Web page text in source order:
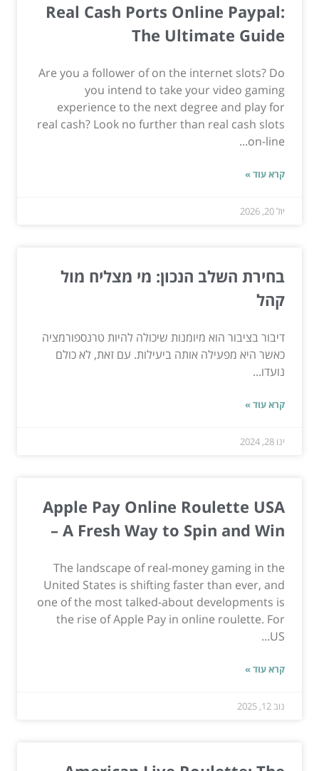
Real Cash Ports Online Paypal:
The Ultimate Guide
Are you a follower of on the internet slots? Do
you intend to take your video gaming
experience to the next degree and play for
real cash? Look no further than real cash slots
on-line...
קרא עוד »
יול 20, 2026
בחירת השלב הנכון: מי מצליח מול
קהל
דיבור בציבור הוא מיומנות שיכולה להיות טרנספורמציה
כאשר היא מפעילה אותה ביעילות. עם זאת, לא כולם
נועדו...
קרא עוד »
ינו 28, 2024
Apple Pay Online Roulette USA
– A Fresh Way to Spin and Win
The landscape of real-money gaming in the
United States is shifting faster than ever, and
one of the most talked-about developments is
the rise of Apple Pay in online roulette. For
US...
קרא עוד »
נוב 12, 2025